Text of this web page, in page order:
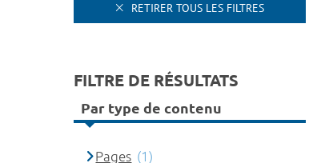
RETIRER TOUS LES FILTRES
FILTRE DE RÉSULTATS
Par type de contenu
Pages (1)